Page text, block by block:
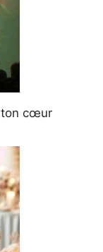
ton cœur